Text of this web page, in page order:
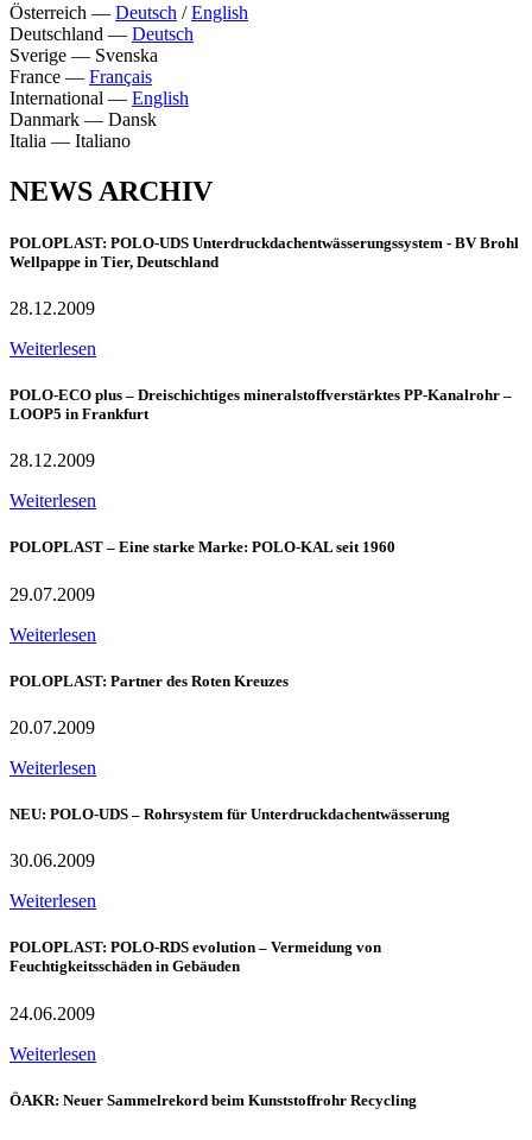
Österreich — Deutsch /English
Deutschland — Deutsch
Sverige — Svenska
France — Français
International — English
Danmark — Dansk
Italia — Italiano
NEWS ARCHIV
POLOPLAST: POLO-UDS Unterdruckdachentwässerungssystem - BV Brohl
Wellpappe in Tier, Deutschland
28.12.2009
Weiterlesen
POLO-ECO plus – Dreischichtiges mineralstoffverstärktes PP-Kanalrohr –
LOOP5 in Frankfurt
28.12.2009
Weiterlesen
POLOPLAST – Eine starke Marke: POLO-KAL seit 1960
29.07.2009
Weiterlesen
POLOPLAST: Partner des Roten Kreuzes
20.07.2009
Weiterlesen
NEU: POLO-UDS – Rohrsystem für Unterdruckdachentwässerung
30.06.2009
Weiterlesen
POLOPLAST: POLO-RDS evolution – Vermeidung von
Feuchtigkeitsschäden in Gebäuden
24.06.2009
Weiterlesen
ÖAKR: Neuer Sammelrekord beim Kunststoffrohr Recycling